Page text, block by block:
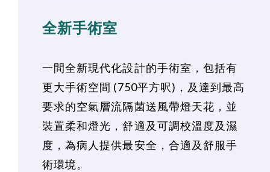
全新手術室
一間全新現代化設計的手術室，包括有
更大手術空間 (750平方呎)，及達到最高
要求的空氣層流隔菌送風帶燈天花，並
裝置柔和燈光，舒適及可調校溫度及濕
度，為病人提供最安全，合適及舒服手
術環境。